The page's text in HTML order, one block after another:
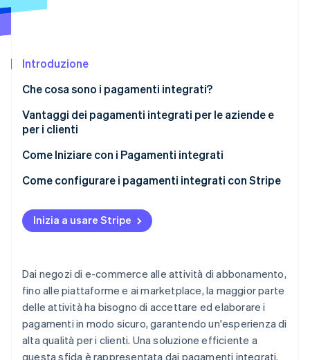
Costituzione di start-up
Climate
Rimozione del carbonio
Identity
Verifica online dell'identità
Stripe Sessions 2026
Scopri come Stripe sta costruendo l'infrastruttura
Introduzione
Che cosa sono i pagamenti integrati?
Vantaggi dei pagamenti integrati per le aziende e
per i clienti
Vantaggi per le attività
Vantaggi per i clienti
Come Iniziare con i Pagamenti integrati
Come configurare i pagamenti integrati con Stripe
Inizia a usare Stripe
Dai negozi di e-commerce alle attività di abbonamento,
fino alle piattaforme e ai marketplace, la maggior parte
delle attività ha bisogno di accettare ed elaborare i
pagamenti in modo sicuro, garantendo un'esperienza di
alta qualità per i clienti. Una soluzione efficiente a
questa sfida è rappresentata dai pagamenti integrati.